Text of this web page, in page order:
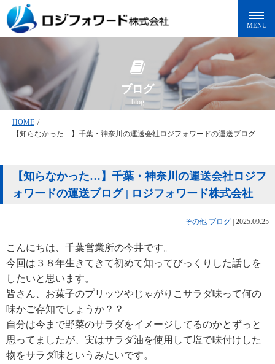
ブログ
blog
HOME /
【知らなかった…】千葉・神奈川の運送会社ロジフォワードの運送ブログ
【知らなかった…】千葉・神奈川の運送会社ロジフ
ォワードの運送ブログ | ロジフォワード株式会社
その他 ブログ 2025.09.25
こんにちは、千葉営業所の今井です。
今回は３８年生きてきて初めて知ってびっくりした話しを
したいと思います。
皆さん、お菓子のプリッツやじゃがりこサラダ味って何の
味かご存知でしょうか？？
自分は今まで野菜のサラダをイメージしてるのかとずっと
思ってましたが、実はサラダ油を使用して塩で味付けした
物をサラダ味というみたいです。